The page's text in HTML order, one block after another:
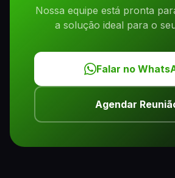
Nossa equipe está pronta
a solução ideal para o
Falar no
Agendar